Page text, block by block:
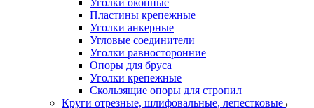
Уголки оконные
Пластины крепежные
Уголки анкерные
Угловые соединители
Уголки равносторонние
Опоры для бруса
Уголки крепежные
Скользящие опоры для стропил
Круги отрезные, шлифовальные, лепестковые